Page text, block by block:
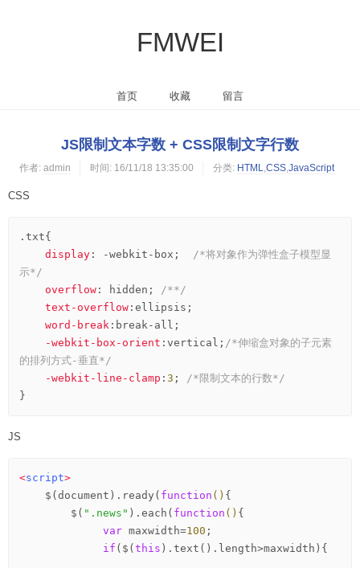
FMWEI
首页 收藏 留言
JS限制文本字数 + CSS限制文字行数
作者: admin 时间: 16/11/18 13:35:00 分类: HTML CSS JavaScript
CSS
.txt{
display : -webkit-box ;
/*将对象作为弹性盒子模型显
示*/
overflow : hidden ;
/**/
text-overflow : ellipsis ;
word-break : break-all ;
-webkit-box-orient : vertical ; /*伸缩盒对象的子元素
的排列方式-垂直*/
-webkit-line-clamp : 3 ;
/*限制文本的行数*/
}
JS
<script>
    $(document).ready(
function () {
        $(
".news" ).each( function () {
var maxwidth=100 ;
if ($(this ).text().length>maxwidth){